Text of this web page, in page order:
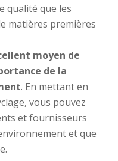
qualité que les
matières premières
moyen de
de la
. En mettant en
vous pouvez
et fournisseurs
et que